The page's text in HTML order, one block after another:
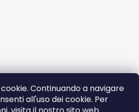
Continuando a navigare
all'uso dei cookie. Per